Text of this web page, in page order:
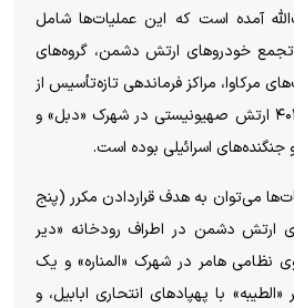
آمده است که این عملیات‌ها شامل
خودرو‌های ارتش دشمن، گروه‌های
مرکاوا، مراکز فرماندهی تازه‌تأسیس از
جمله مقر فرماندهی تیپ ۴۰۱ ارتش صهیونیستی در شهرک «دبل» و
جنگنده‌های اسرائیلی بوده است.
می‌توان به هدف قراردادن مکرر (پنج
ارتش دشمن در اطراف رودخانه «دیر
نظامی هامر در شهرک «المناره» و یک
با پهپاد‌های انتحاری ابابیل، و